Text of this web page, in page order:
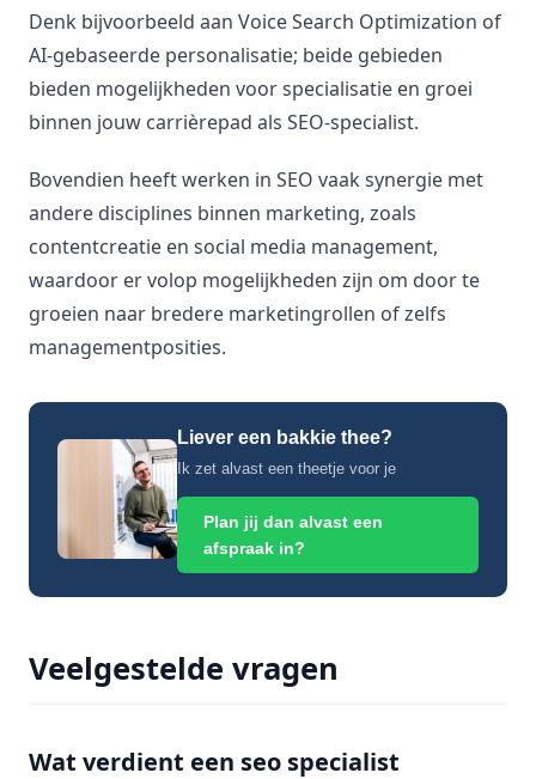
Denk bijvoorbeeld aan Voice Search Optimization of
AI-gebaseerde personalisatie; beide gebieden
bieden mogelijkheden voor specialisatie en groei
binnen jouw carrièrepad als SEO-specialist.
Bovendien heeft werken in SEO vaak synergie met
andere disciplines binnen marketing, zoals
contentcreatie en social media management,
waardoor er volop mogelijkheden zijn om door te
groeien naar bredere marketingrollen of zelfs
managementposities.
Liever een bakkie thee?
Ik zet alvast een theetje voor je
Plan jij dan alvast een
afspraak in?
Veelgestelde vragen
Wat verdient een seo specialist